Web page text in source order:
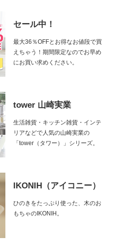
セール中！
最大36％OFFとお得なお値段で買
えちゃう！期間限定なのでお早め
にお買い求めください。
tower 山崎実業
生活雑貨・キッチン雑貨・インテ
リアなどで人気の山崎実業の
「tower（タワー）」シリーズ。
IKONIH（アイコニー）
ひのきをたっぷり使った、木のお
もちゃのIKONIH。